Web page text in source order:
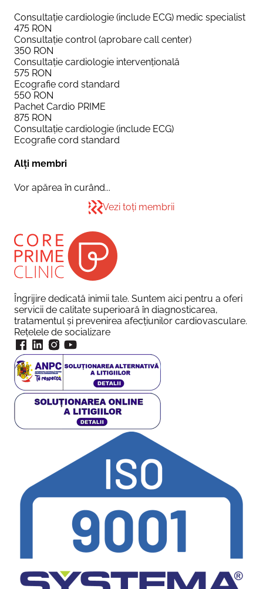
Consultație cardiologie (include ECG) medic specialist
475 RON
Consultație control (aprobare call center)
350 RON
Consultație cardiologie intervențională
575 RON
Ecografie cord standard
550 RON
Pachet Cardio PRIME
875 RON
Consultație cardiologie (include ECG)
Ecografie cord standard
Alți membri
Vor apărea în curând...
Vezi toți membrii
Îngrijire dedicată inimii tale. Suntem aici pentru a oferi
servicii de calitate superioară în diagnosticarea,
tratamentul și prevenirea afecțiunilor cardiovasculare.
Rețelele de socializare